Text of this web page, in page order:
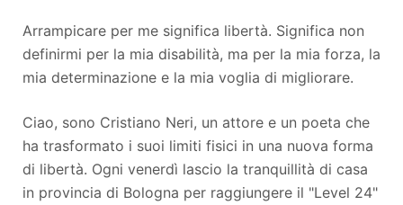
Arrampicare per me significa libertà. Significa non
definirmi per la mia disabilità, ma per la mia forza, la
mia determinazione e la mia voglia di migliorare.
Ciao, sono Cristiano Neri, un attore e un poeta che
ha trasformato i suoi limiti fisici in una nuova forma
di libertà. Ogni venerdì lascio la tranquillità di casa
in provincia di Bologna per raggiungere il "Level 24"